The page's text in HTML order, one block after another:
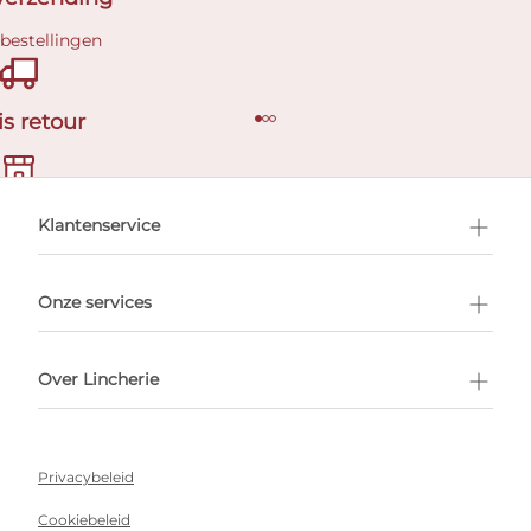
retour
afspraak
Klantenservice
Onze services
Over Lincherie
Privacybeleid
Cookiebeleid